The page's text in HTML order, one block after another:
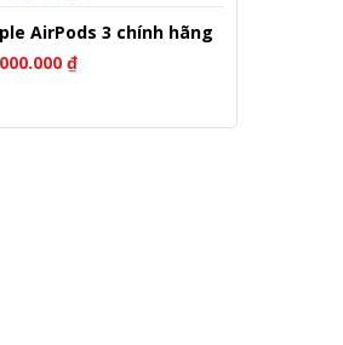
₫.
tại
là:
AirPods 3 chính hãng
₫.
₫Giá
là: